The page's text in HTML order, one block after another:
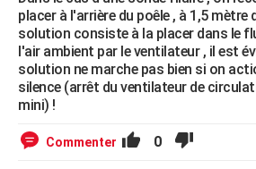
placer à l'arrière du poêle , à 1,5 mètre
solution consiste à la placer dans le
l'air ambient par le ventilateur , il est
solution ne marche pas bien si on
silence (arrêt du ventilateur de
mini) !
Commenter 0